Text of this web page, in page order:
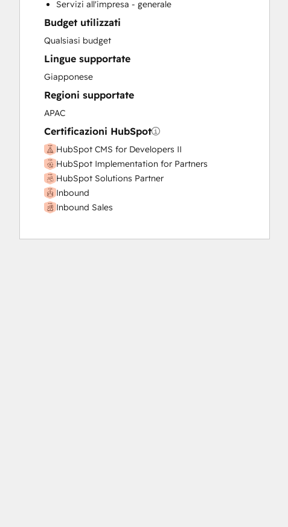
Website Development
Website Migration
Servizi all'impresa - generale
Budget utilizzati
Qualsiasi budget
Lingue supportate
Giapponese
Regioni supportate
APAC
Certificazioni HubSpot
HubSpot CMS for Developers II
HubSpot Implementation for Partners
HubSpot Solutions Partner
Inbound
Inbound Sales